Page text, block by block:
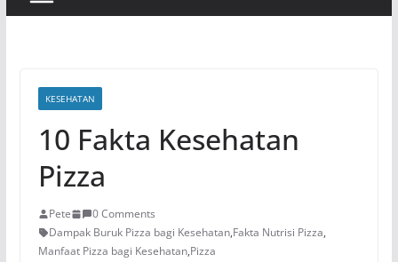
KESEHATAN
10 Fakta Kesehatan
Pizza
Pete
0 Comments
Dampak Buruk Pizza bagi Kesehatan,Fakta Nutrisi Pizza,
Manfaat Pizza bagi Kesehatan,Pizza